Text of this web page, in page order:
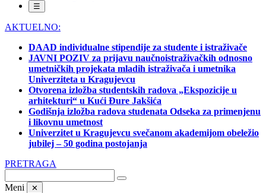
☰
AKTUELNO:
DAAD individualne stipendije za studente i istraživače
JAVNI POZIV za prijavu naučnoistraživačkih odnosno
umetničkih projekata mladih istraživača i umetnika
Univerziteta u Kragujevcu
Otvorena izložba studentskih radova „Ekspozicije u
arhitekturi“ u Kući Đure Jakšića
Godišnja izložba radova studenata Odseka za primenjenu
i likovnu umetnost
Univerzitet u Kragujevcu svečanom akademijom obeležio
jubilej – 50 godina postojanja
PRETRAGA
Meni ✕